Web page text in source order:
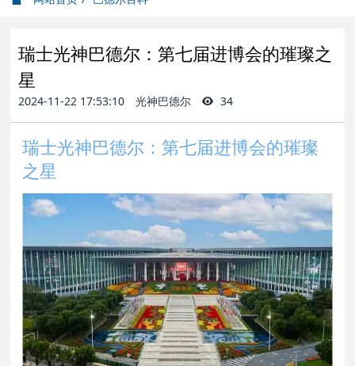
瑞士光神巴德尔：第七届进博会的璀璨之
星
2024-11-22 17:53:10 光神巴德尔 34
瑞士光神巴德尔：第七届进博会的璀璨
之星